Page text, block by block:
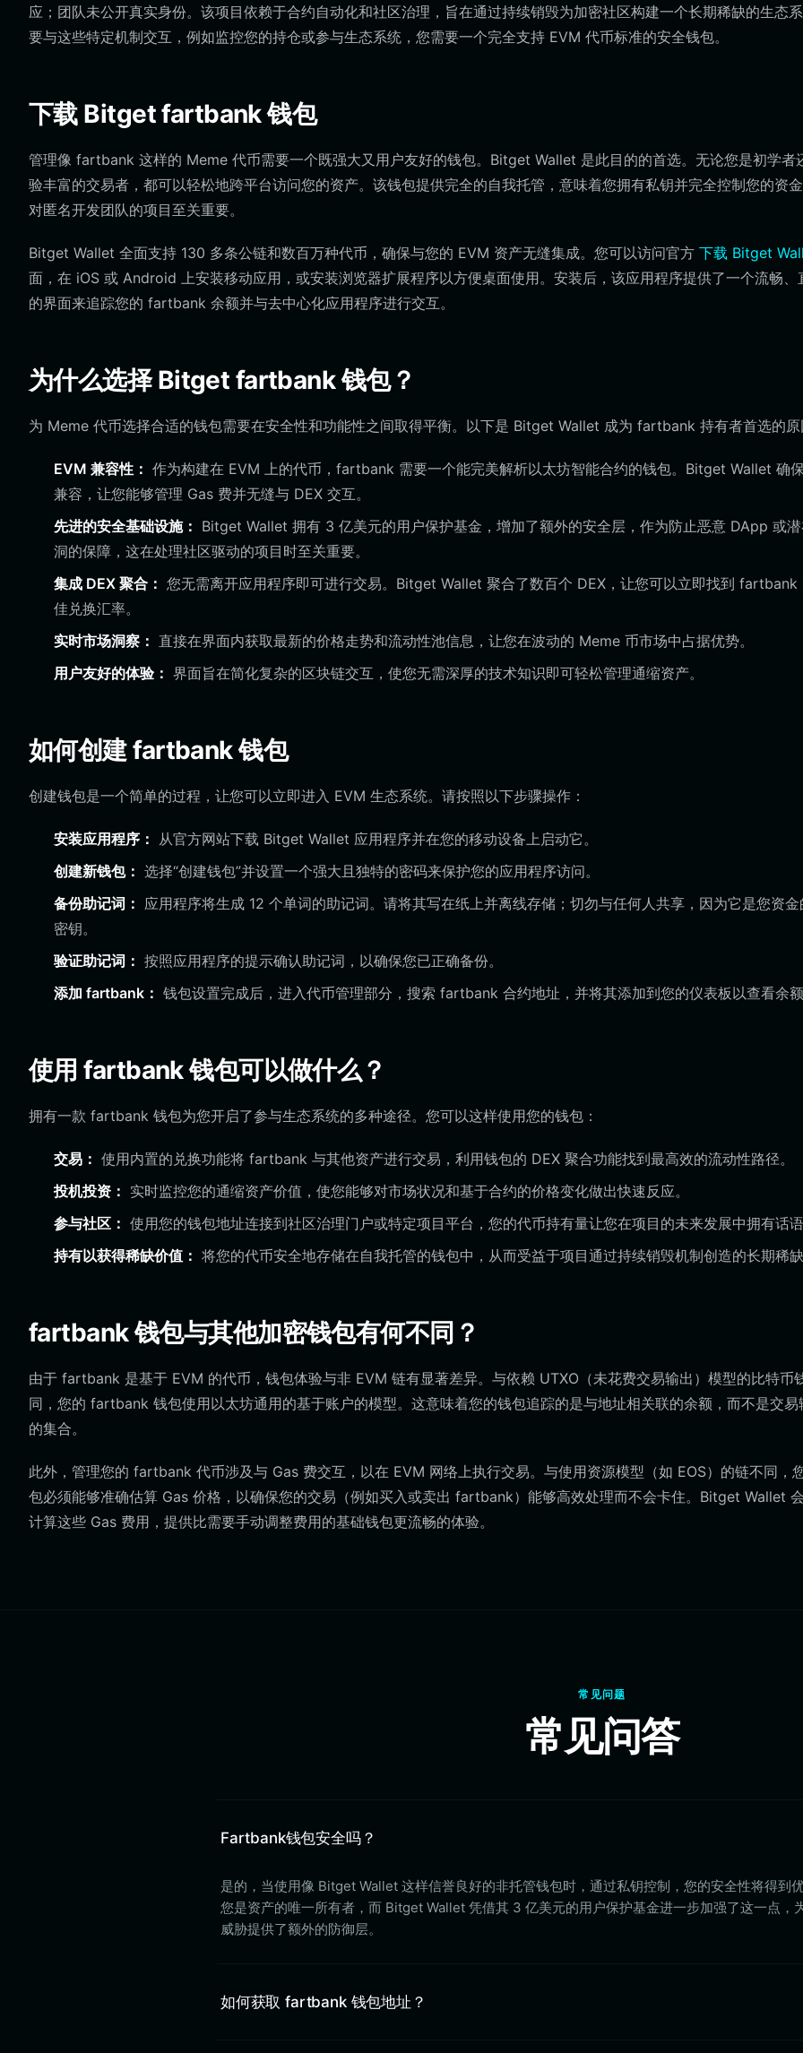
应；团队未公开真实身份。该项目依赖于合约自动化和社区治理，旨在通过持续销毁为加密社区构建一个长期稀缺的生态系
要与这些特定机制交互，例如监控您的持仓或参与生态系统，您需要一个完全支持 EVM 代币标准的安全钱包。
下载 Bitget fartbank 钱包
管理像 fartbank 这样的 Meme 代币需要一个既强大又用户友好的钱包。Bitget Wallet 是此目的的首选。无论您是初学者
验丰富的交易者，都可以轻松地跨平台访问您的资产。该钱包提供完全的自我托管，意味着您拥有私钥并完全控制您的资
对匿名开发团队的项目至关重要。
Bitget Wallet 全面支持 130 多条公链和数百万种代币，确保与您的 EVM 资产无缝集成。您可以访问官方 下载 Bitget
面，在 iOS 或 Android 上安装移动应用，或安装浏览器扩展程序以方便桌面使用。安装后，该应用程序提供了一个流畅、
的界面来追踪您的 fartbank 余额并与去中心化应用程序进行交互。
为什么选择 Bitget fartbank 钱包？
为 Meme 代币选择合适的钱包需要在安全性和功能性之间取得平衡。以下是 Bitget Wallet 成为 fartbank 持有者首选的原
EVM 兼容性： 作为构建在 EVM 上的代币，fartbank 需要一个能完美解析以太坊智能合约的钱包。Bitget Wallet 确
兼容，让您能够管理 Gas 费并无缝与 DEX 交互。
先进的安全基础设施： Bitget Wallet 拥有 3 亿美元的用户保护基金，增加了额外的安全层，作为防止恶意 DApp 或
洞的保障，这在处理社区驱动的项目时至关重要。
集成 DEX 聚合： 您无需离开应用程序即可进行交易。Bitget Wallet 聚合了数百个 DEX，让您可以立即找到 fartbank
佳兑换汇率。
实时市场洞察： 直接在界面内获取最新的价格走势和流动性池信息，让您在波动的 Meme 币市场中占据优势。
用户友好的体验： 界面旨在简化复杂的区块链交互，使您无需深厚的技术知识即可轻松管理通缩资产。
如何创建 fartbank 钱包
创建钱包是一个简单的过程，让您可以立即进入 EVM 生态系统。请按照以下步骤操作：
安装应用程序： 从官方网站下载 Bitget Wallet 应用程序并在您的移动设备上启动它。
创建新钱包： 选择“创建钱包”并设置一个强大且独特的密码来保护您的应用程序访问。
备份助记词： 应用程序将生成 12 个单词的助记词。请将其写在纸上并离线存储；切勿与任何人共享，因为它是您资金
密钥。
验证助记词： 按照应用程序的提示确认助记词，以确保您已正确备份。
添加 fartbank： 钱包设置完成后，进入代币管理部分，搜索 fartbank 合约地址，并将其添加到您的仪表板以查看余额
使用 fartbank 钱包可以做什么？
拥有一款 fartbank 钱包为您开启了参与生态系统的多种途径。您可以这样使用您的钱包：
交易： 使用内置的兑换功能将 fartbank 与其他资产进行交易，利用钱包的 DEX 聚合功能找到最高效的流动性路径。
投机投资： 实时监控您的通缩资产价值，使您能够对市场状况和基于合约的价格变化做出快速反应。
参与社区： 使用您的钱包地址连接到社区治理门户或特定项目平台，您的代币持有量让您在项目的未来发展中拥有话语
持有以获得稀缺价值： 将您的代币安全地存储在自我托管的钱包中，从而受益于项目通过持续销毁机制创造的长期稀缺
fartbank 钱包与其他加密钱包有何不同？
由于 fartbank 是基于 EVM 的代币，钱包体验与非 EVM 链有显著差异。与依赖 UTXO（未花费交易输出）模型的比特币
同，您的 fartbank 钱包使用以太坊通用的基于账户的模型。这意味着您的钱包追踪的是与地址相关联的余额，而不是交易
的集合。
此外，管理您的 fartbank 代币涉及与 Gas 费交互，以在 EVM 网络上执行交易。与使用资源模型（如 EOS）的链不同，
包必须能够准确估算 Gas 价格，以确保您的交易（例如买入或卖出 fartbank）能够高效处理而不会卡住。Bitget Wallet
计算这些 Gas 费用，提供比需要手动调整费用的基础钱包更流畅的体验。
常见问题
常见问答
Fartbank钱包安全吗？
是的，当使用像 Bitget Wallet 这样信誉良好的非托管钱包时，通过私钥控制，您的安全性将得到优
您是资产的唯一所有者，而 Bitget Wallet 凭借其 3 亿美元的用户保护基金进一步加强了这一点，
威胁提供了额外的防御层。
如何获取 fartbank 钱包地址？